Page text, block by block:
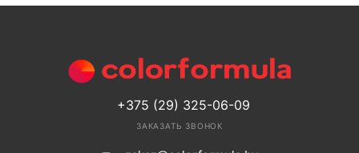
+375 (29) 325-06-09
ЗАКАЗАТЬ ЗВОНОК